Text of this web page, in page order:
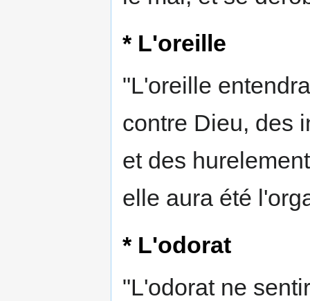
* L'oreille
"L'oreille
contre Dieu, des
et des
elle aura été
* L'odorat
"L'odorat ne